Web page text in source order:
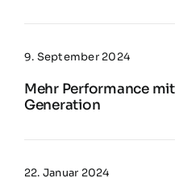
9. September 2024
Mehr Performance
Generation
22. Januar 2024